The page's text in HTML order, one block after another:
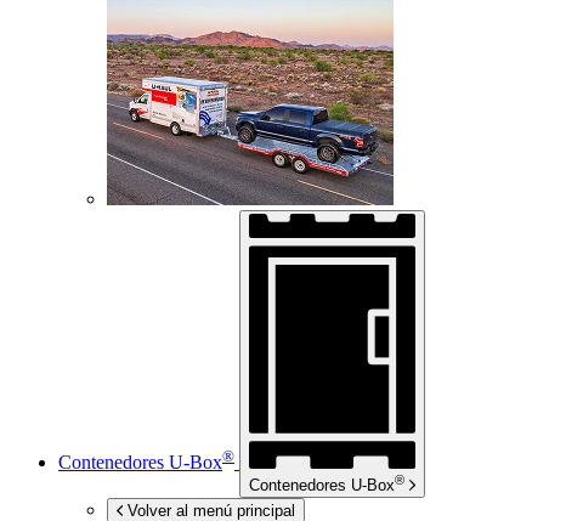
Contenedores U-Box®
Contenedores U-Box®
Volver al menú principal